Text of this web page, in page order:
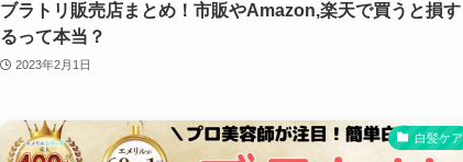
ブラトリ販売店まとめ！市販やAmazon,楽天で買うと損す
るって本当？
2023年2月1日
白髪ケア